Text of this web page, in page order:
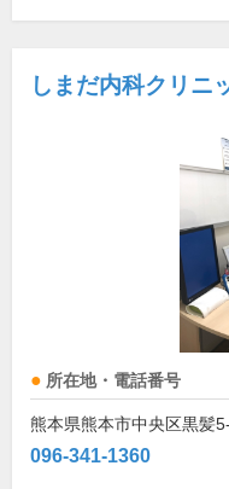
しまだ内科クリニ
所在地・電話番号
熊本県熊本市中央区黒髪
096-341-1360